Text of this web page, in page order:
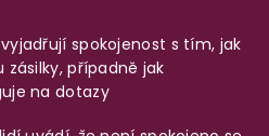
spokojenost s tím, jak
případně jak
na dotazy